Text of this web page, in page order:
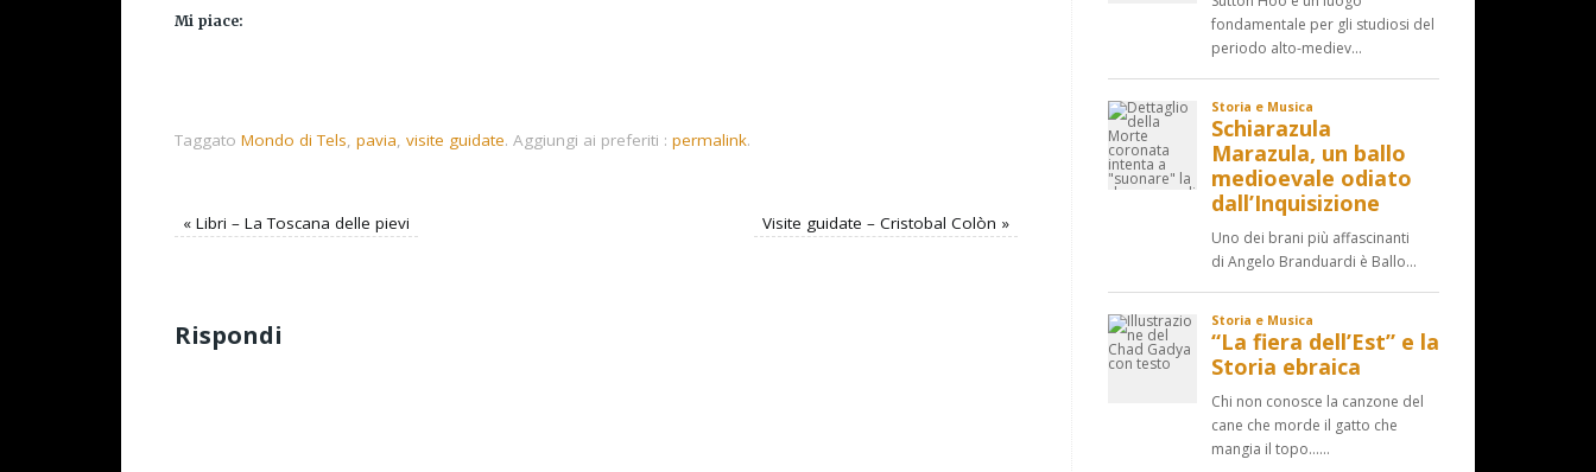
Mi piace:
Taggato Mondo di Tels, pavia, visite guidate. Aggiungi ai preferiti : permalink.
« Libri – La Toscana delle pievi Visite guidate – Cristobal Colòn »
Rispondi